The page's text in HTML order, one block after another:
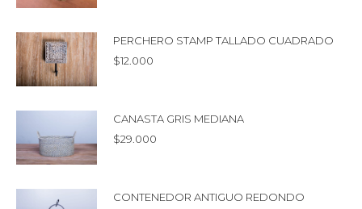
PERCHERO STAMP TALLADO CUADRADO
$12.000
CANASTA GRIS MEDIANA
$29.000
CONTENEDOR ANTIGUO REDONDO